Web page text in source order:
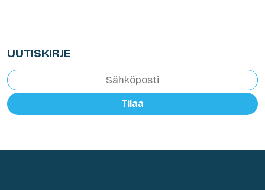
UUTISKIRJE
Tilaa